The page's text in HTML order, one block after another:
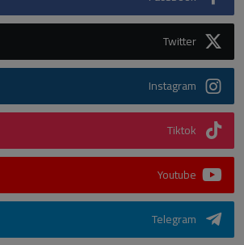
Twitter
Instagram
Tiktok
Youtube
Telegram